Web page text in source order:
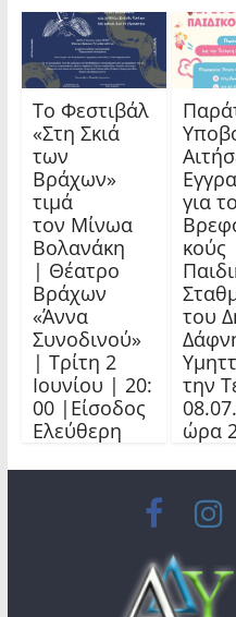
Το Φεστιβάλ
«Στη Σκιά
των
Βράχων»
τιμά
τον Μίνωα
Βολανάκη
| Θέατρο
Βράχων
«Άννα
Συνοδινού»
| Τρίτη 2
Ιουνίου | 20:
00 |Είσοδος
Ελεύθερη
για
κούς
του
την
ώρα